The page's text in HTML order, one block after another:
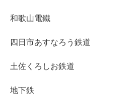
和歌山電鐵
四日市あすなろう鉄道
土佐くろしお鉄道
地下鉄